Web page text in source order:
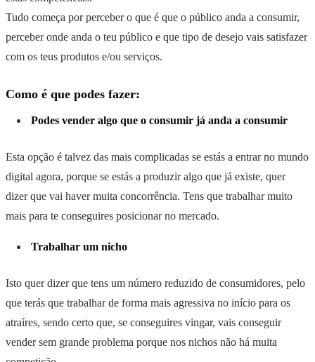
Tudo começa por perceber o que é que o público anda a consumir,
perceber onde anda o teu público e que tipo de desejo vais satisfazer
com os teus produtos e/ou serviços.
Como é que podes fazer:
Podes vender algo que o consumir já anda a consumir
Esta opção é talvez das mais complicadas se estás a entrar no mundo
digital agora, porque se estás a produzir algo que já existe, quer
dizer que vai haver muita concorrência. Tens que trabalhar muito
mais para te conseguires posicionar no mercado.
Trabalhar um nicho
Isto quer dizer que tens um número reduzido de consumidores, pelo
que terás que trabalhar de forma mais agressiva no início para os
atraíres, sendo certo que, se conseguires vingar, vais conseguir
vender sem grande problema porque nos nichos não há muita